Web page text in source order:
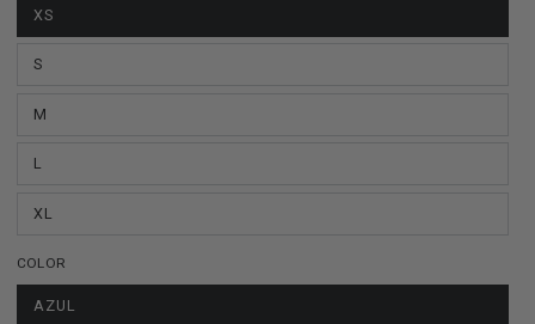
XS
S
M
L
XL
COLOR
AZUL